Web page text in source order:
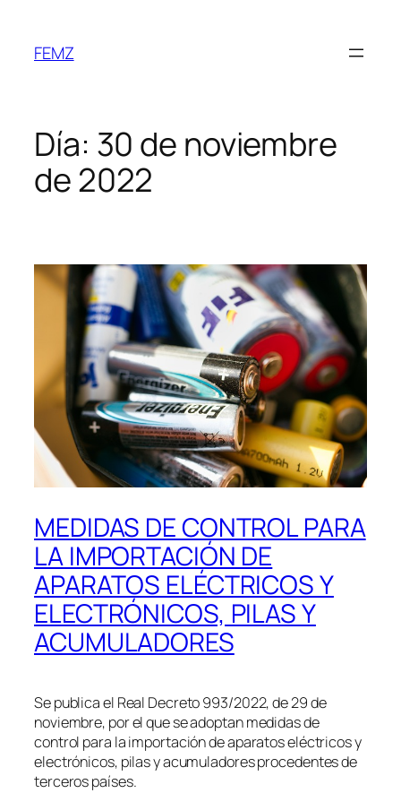
FEMZ
Día: 30 de noviembre
de 2022
MEDIDAS DE CONTROL PARA
LA IMPORTACIÓN DE
APARATOS ELÉCTRICOS Y
ELECTRÓNICOS, PILAS Y
ACUMULADORES
Se publica el Real Decreto 993/2022, de 29 de
noviembre, por el que se adoptan medidas de
control para la importación de aparatos eléctricos y
electrónicos, pilas y acumuladores procedentes de
terceros países.